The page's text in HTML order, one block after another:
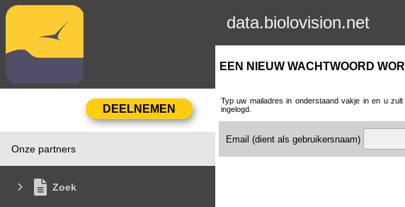
data.biolovision.net
Onze partners
Zoek
EEN NIEUW WACHTWOORD
Typ uw mailadres in onderstaand vakje in en u
ingelogd.
Email (dient als gebruikersnaam)